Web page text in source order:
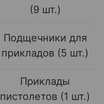
(9 шт.)
Подщечники для
прикладов (5 шт.)
Приклады
пистолетов (1 шт.)